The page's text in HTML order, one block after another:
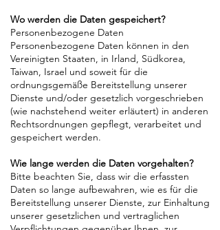
Wo werden die Daten gespeichert?
Personenbezogene Daten
Personenbezogene Daten können in den
Vereinigten Staaten, in Irland, Südkorea,
Taiwan, Israel und soweit für die
ordnungsgemäße Bereitstellung unserer
Dienste und/oder gesetzlich vorgeschrieben
(wie nachstehend weiter erläutert) in anderen
Rechtsordnungen gepflegt, verarbeitet und
gespeichert werden.
Wie lange werden die Daten vorgehalten?
Bitte beachten Sie, dass wir die erfassten
Daten so lange aufbewahren, wie es für die
Bereitstellung unserer Dienste, zur Einhaltung
unserer gesetzlichen und vertraglichen